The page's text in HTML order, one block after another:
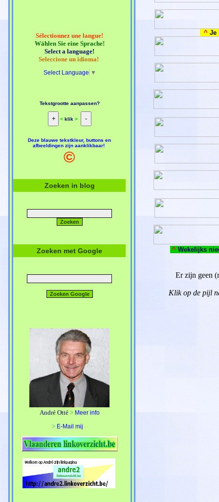
Sélectionnez une langue!
Wählen Sie eine Sprache!
Select a language!
Seleccione un idioma!
Select Language ▼
Tekstgrootte aanpassen?
< klik>
Deze blauwe tekstkleur, buttons en
afbeeldingen zijn aanklikbaar!
©
Zoeken in blog
Zoeken met Google
André Otté > Meer info
> E-Mail mij
^ Je
^Wekelijks
Er zijn geen
Klik op de pijl